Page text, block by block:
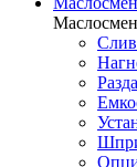
Слив